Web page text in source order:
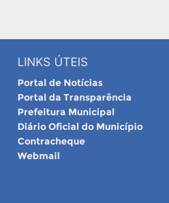
LINKS ÚTEIS
Portal de Notícias
Portal da Transparência
Prefeitura Municipal
Diário Oficial do Município
Contracheque
Webmail